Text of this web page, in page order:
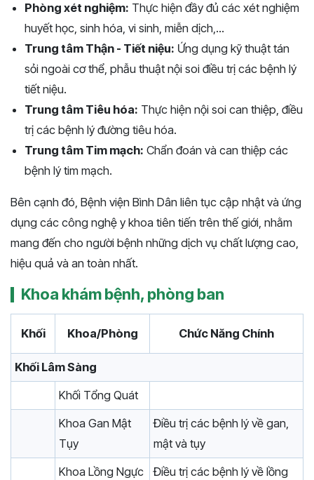
Phòng xét nghiệm: Thực hiện đầy đủ các xét nghiệm
huyết học, sinh hóa, vi sinh, miễn dịch,...
Trung tâm Thận - Tiết niệu: Ứng dụng kỹ thuật tán
sỏi ngoài cơ thể, phẫu thuật nội soi điều trị các bệnh lý
tiết niệu.
Trung tâm Tiêu hóa: Thực hiện nội soi can thiệp, điều
trị các bệnh lý đường tiêu hóa.
Trung tâm Tim mạch: Chẩn đoán và can thiệp các
bệnh lý tim mạch.
Bên cạnh đó, Bệnh viện Bình Dân liên tục cập nhật và ứng
dụng các công nghệ y khoa tiên tiến trên thế giới, nhằm
mang đến cho người bệnh những dịch vụ chất lượng cao,
hiệu quả và an toàn nhất.
Khoa khám bệnh, phòng ban
Khối Khoa/Phòng Chức Năng Chính
Khối Lâm Sàng
Khối Tổng Quát
Khoa Gan Mật
Tụy
Điều trị các bệnh lý về gan,
mật và tụy
Khoa Lồng Ngực
Điều trị các bệnh lý về lồng